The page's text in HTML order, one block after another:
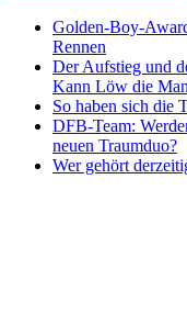
Golden-Boy-
Rennen
Der Aufstieg und
Kann Löw die
So haben sich die
DFB-Team:
neuen Traumduo?
Wer gehört